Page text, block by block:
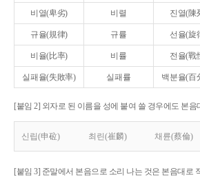
비열(卑劣) 비렬 진열(陳
규율(規律) 규률 선율(旋
비율(比率) 비률 전율(戰
실패율(失敗率) 실패률 백분율(百
[붙임 2] 외자로 된 이름을 성에 붙여 쓸 경우에도 본음
신립(申砬) 최린(崔麟) 채륜(蔡倫)
[붙임 3] 준말에서 본음으로 소리 나는 것은 본음대로